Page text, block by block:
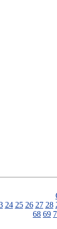
24 25 26 27 28
68 69